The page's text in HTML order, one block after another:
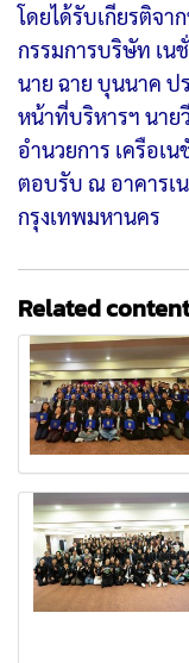
โดยได้รับเกียรติจ
กรรมการบริษัท เน
นาย ฉาย บุนนาค ป
หน้าที่บริหารฯ นาย
อำนวยการ เครือเ
ตอบรับ ณ อาคารเ
กรุงเทพมหานคร
Related content